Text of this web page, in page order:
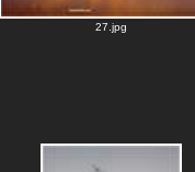
27.jpg